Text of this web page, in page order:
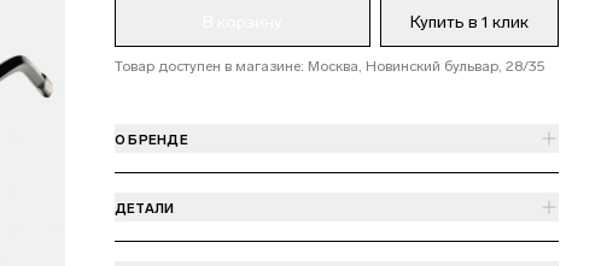
Купить в 1 клик
Товар доступен в магазине: Москва, Новинский бульвар, 28/35
О БРЕНДЕ
ДЕТАЛИ